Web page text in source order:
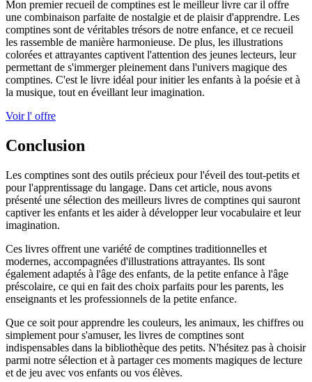
Mon premier recueil de comptines est le meilleur livre car il offre
une combinaison parfaite de nostalgie et de plaisir d'apprendre. Les
comptines sont de véritables trésors de notre enfance, et ce recueil
les rassemble de manière harmonieuse. De plus, les illustrations
colorées et attrayantes captivent l'attention des jeunes lecteurs, leur
permettant de s'immerger pleinement dans l'univers magique des
comptines. C'est le livre idéal pour initier les enfants à la poésie et à
la musique, tout en éveillant leur imagination.
Voir l' offre
Conclusion
Les comptines sont des outils précieux pour l'éveil des tout-petits et
pour l'apprentissage du langage. Dans cet article, nous avons
présenté une sélection des meilleurs livres de comptines qui sauront
captiver les enfants et les aider à développer leur vocabulaire et leur
imagination.
Ces livres offrent une variété de comptines traditionnelles et
modernes, accompagnées d'illustrations attrayantes. Ils sont
également adaptés à l'âge des enfants, de la petite enfance à l'âge
préscolaire, ce qui en fait des choix parfaits pour les parents, les
enseignants et les professionnels de la petite enfance.
Que ce soit pour apprendre les couleurs, les animaux, les chiffres ou
simplement pour s'amuser, les livres de comptines sont
indispensables dans la bibliothèque des petits. N'hésitez pas à choisir
parmi notre sélection et à partager ces moments magiques de lecture
et de jeu avec vos enfants ou vos élèves.